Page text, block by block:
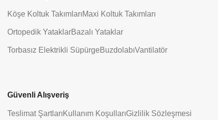
Köşe Koltuk TakımlarıMaxi Koltuk Takımları
Ortopedik YataklarBazalı Yataklar
Torbasız Elektrikli SüpürgeBuzdolabıVantilatör
Güvenli Alışveriş
Teslimat ŞartlarıKullanım KoşullarıGizlilik Sözleşmesi